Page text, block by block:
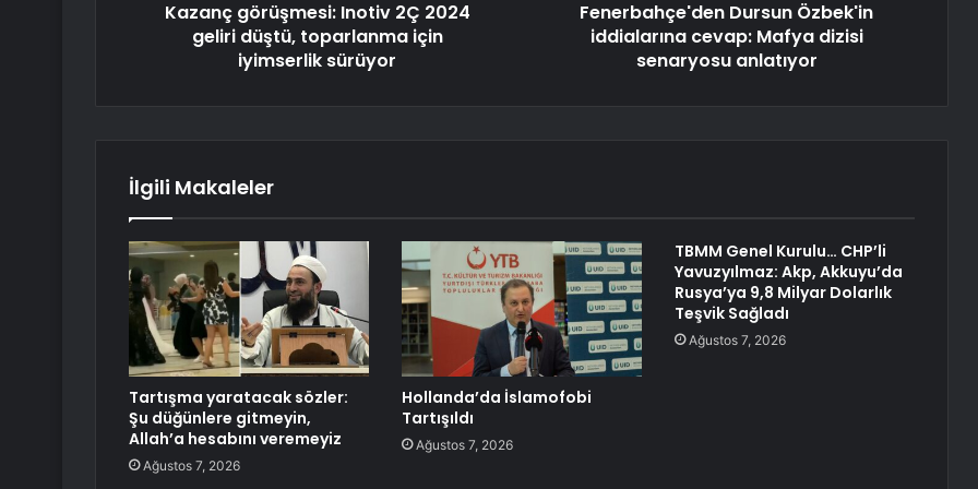
Kazanç görüşmesi: Inotiv 2Ç 2024
geliri düştü, toparlanma için
iyimserlik sürüyor
Fenerbahçe'den Dursun Özbek'in
iddialarına cevap: Mafya dizisi
senaryosu anlatıyor
İlgili Makaleler
Tartışma yaratacak sözler:
Şu düğünlere gitmeyin,
Allah’a hesabını veremeyiz
Ağustos 7, 2026
Hollanda’da İslamofobi
Tartışıldı
Ağustos 7, 2026
TBMM Genel Kurulu… CHP’li
Yavuzyılmaz: Akp, Akkuyu’da
Rusya’ya 9,8 Milyar Dolarlık
Teşvik Sağladı
Ağustos 7, 2026